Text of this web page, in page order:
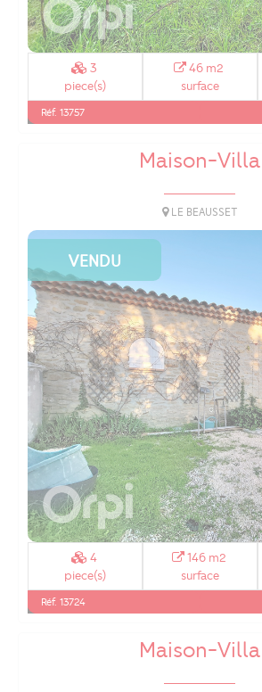
3
piece(s)
46 m2
surface
Réf. 13757
Maison-Villa
LE BEAUSSET
VENDU
4
piece(s)
146 m2
surface
Réf. 13724
Maison-Villa